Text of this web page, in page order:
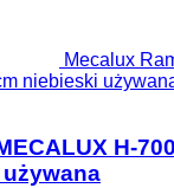
Mecalux
niebieski
H-